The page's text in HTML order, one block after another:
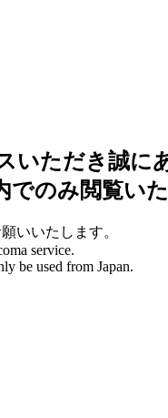
いただき誠に
のみ閲覧いた
いいたします。
service.
be used from Japan.